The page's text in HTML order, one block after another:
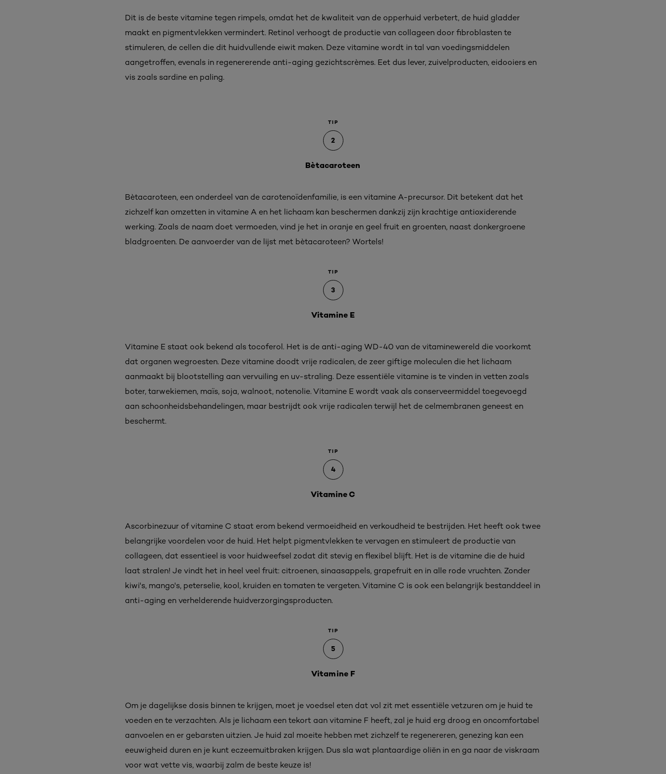
Dit is de beste vitamine tegen rimpels, omdat het de kwaliteit van de opperhuid verbetert, de huid gladder
maakt en pigmentvlekken vermindert. Retinol verhoogt de productie van collageen door fibroblasten te
stimuleren, de cellen die dit huidvullende eiwit maken. Deze vitamine wordt in tal van voedingsmiddelen
aangetroffen, evenals in regenererende anti-aging gezichtscrèmes. Eet dus lever, zuivelproducten, eidooiers en
vis zoals sardine en paling.
TIP
2
Bètacaroteen
Bètacaroteen, een onderdeel van de carotenoïdenfamilie, is een vitamine A-precursor. Dit betekent dat het
zichzelf kan omzetten in vitamine A en het lichaam kan beschermen dankzij zijn krachtige antioxiderende
werking. Zoals de naam doet vermoeden, vind je het in oranje en geel fruit en groenten, naast donkergroene
bladgroenten. De aanvoerder van de lijst met bètacaroteen? Wortels!
TIP
3
Vitamine E
Vitamine E staat ook bekend als tocoferol. Het is de anti-aging WD-40 van de vitaminewereld die voorkomt
dat organen wegroesten. Deze vitamine doodt vrije radicalen, de zeer giftige moleculen die het lichaam
aanmaakt bij blootstelling aan vervuiling en uv-straling. Deze essentiële vitamine is te vinden in vetten zoals
boter, tarwekiemen, maïs, soja, walnoot, notenolie. Vitamine E wordt vaak als conserveermiddel toegevoegd
aan schoonheidsbehandelingen, maar bestrijdt ook vrije radicalen terwijl het de celmembranen geneest en
beschermt.
TIP
4
Vitamine C
Ascorbinezuur of vitamine C staat erom bekend vermoeidheid en verkoudheid te bestrijden. Het heeft ook twee
belangrijke voordelen voor de huid. Het helpt pigmentvlekken te vervagen en stimuleert de productie van
collageen, dat essentieel is voor huidweefsel zodat dit stevig en flexibel blijft. Het is de vitamine die de huid
laat stralen! Je vindt het in heel veel fruit: citroenen, sinaasappels, grapefruit en in alle rode vruchten. Zonder
kiwi's, mango's, peterselie, kool, kruiden en tomaten te vergeten. Vitamine C is ook een belangrijk bestanddeel in
anti-aging en verhelderende huidverzorgingsproducten.
TIP
5
Vitamine F
Om je dagelijkse dosis binnen te krijgen, moet je voedsel eten dat vol zit met essentiële vetzuren om je huid te
voeden en te verzachten. Als je lichaam een tekort aan vitamine F heeft, zal je huid erg droog en oncomfortabel
aanvoelen en er gebarsten uitzien. Je huid zal moeite hebben met zichzelf te regenereren, genezing kan een
eeuwigheid duren en je kunt eczeemuitbraken krijgen. Dus sla wat plantaardige oliën in en ga naar de viskraam
voor wat vette vis, waarbij zalm de beste keuze is!